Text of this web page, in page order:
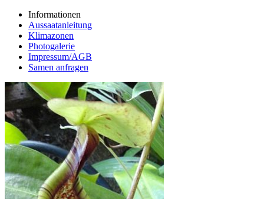
Informationen
Aussaatanleitung
Klimazonen
Photogalerie
Impressum/AGB
Samen anfragen